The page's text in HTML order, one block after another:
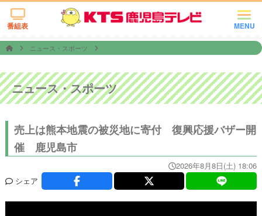
MENU
番組表
ニュース・スポーツ
ニュース・スポーツ
売上は熊本地震の被災地に寄付 復興応援バザー開
催 鹿児島市
2026年8月8日(土) 18:06
シェア